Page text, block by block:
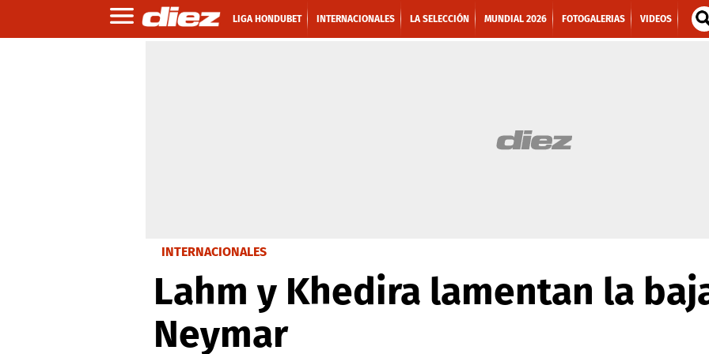
LIGA HONDUBET INTERNACIONALES LA SELECCIÓN MUNDIAL 2026 FOTOGALERIAS VIDEOS
INTERNACIONALES
Lahm y Khedira lamentan la
Neymar